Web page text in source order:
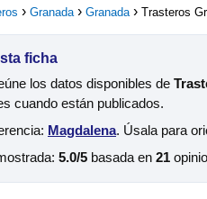
Granada Granada Trasteros
ficha
los datos disponibles de
cuando están publicados.
Magdalena. Úsala para
5.0/5 basada en 21